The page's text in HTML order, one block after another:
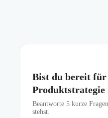
Bist du bereit für
Beantworte 5 kurze
stehst.